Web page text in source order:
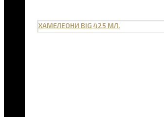
ХАМЕЛЕОНИ BIG 425 МЛ.